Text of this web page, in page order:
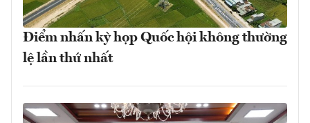
Điểm nhấn kỳ họp Quốc hội không thường
lệ lần thứ nhất